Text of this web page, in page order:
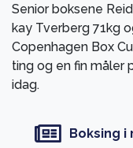
Senior boksene
kay Tverberg 71kg
Copenhagen Box
ting og en fin måler
idag.
Boksing i